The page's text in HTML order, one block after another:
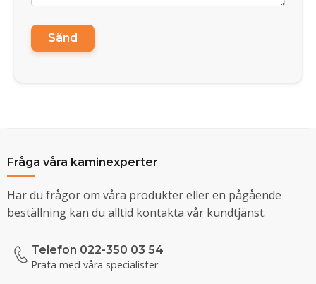
Sänd
Fråga våra kaminexperter
Har du frågor om våra produkter eller en pågående
beställning kan du alltid kontakta vår kundtjänst.
Telefon 022-350 03 54
Prata med våra specialister